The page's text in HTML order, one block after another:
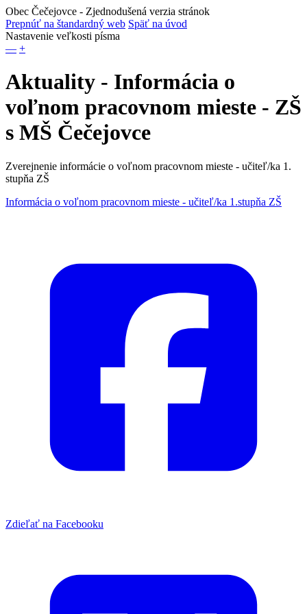
Obec Čečejovce - Zjednodušená verzia stránok
Prepnúť na štandardný web Späť na úvod
Nastavenie veľkosti písma
— +
Aktuality - Informácia o
voľnom pracovnom mieste - ZŠ
s MŠ Čečejovce
Zverejnenie informácie o voľnom pracovnom mieste - učiteľ/ka 1.
stupňa ZŠ
Informácia o voľnom pracovnom mieste - učiteľ/ka 1.stupňa ZŠ
Zdieľať na Facebooku